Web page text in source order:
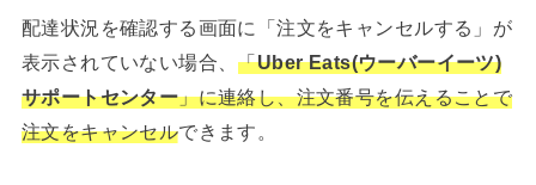
配達状況を確認する画面に「注文をキャンセルする」が
表示されていない場合、 「Uber Eats(ウーバーイーツ)
サポートセンター」に連絡し、注文番号を伝えることで
注文をキャンセルできます。